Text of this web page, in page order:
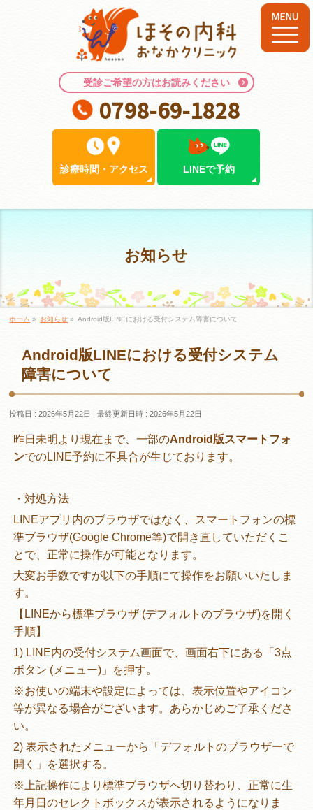
受診ご希望の方はお読みください
0798-69-1828
診療時間 ・ アクセス LINEで予約
お知らせ
ホーム » お知らせ » Android版LINEにおける受付システム障害について
Android版LINEにおける受付システム
障害について
投稿日 : 2026年5月22日 最終更新日時 : 2026年5月22日
昨日未明より現在まで、一部のAndroid版スマートフォ
ンでのLINE予約に不具合が生じております。
・対処方法
LINEアプリ内のブラウザではなく、スマートフォンの標
準ブラウザ(Google Chrome等)で開き直していただくこ
とで、正常に操作が可能となります。
大変お手数ですが以下の手順にて操作をお願いいたしま
す。
【LINEから標準ブラウザ (デフォルトのブラウザ)を開く
手順】
1) LINE内の受付システム画面で、画面右下にある「3点
ボタン (メニュー)」を押す。
※お使いの端末や設定によっては、表示位置やアイコン
等が異なる場合がございます。あらかじめご了承くださ
い。
2) 表示されたメニューから「デフォルトのブラウザーで
開く」を選択する。
※上記操作により標準ブラウザへ切り替わり、正常に生
年月日のセレクトボックスが表示されるようになりま